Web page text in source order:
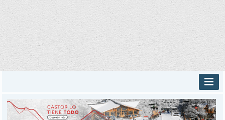
INICIO
PROVINCIALES